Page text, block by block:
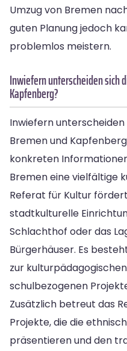
Umzug von Bremen
guten Planung jedoch
problemlos meistern.
Inwiefern unterscheiden sich
Kapfenberg?
Inwiefern
Bremen und
konkreten
Bremen eine vielfältige
Referat für Kultur
stadtkulturelle
Schlachthof oder das
Bürgerhäuser. Es
zur
schulbezogenen
Zusätzlich betreut das
Projekte, die die
präsentieren und den